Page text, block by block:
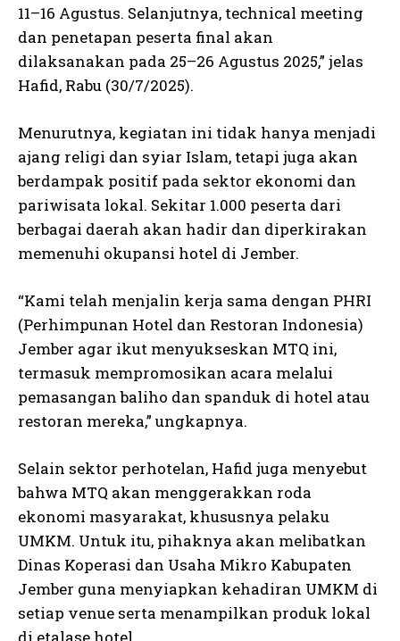
11–16 Agustus. Selanjutnya, technical meeting
dan penetapan peserta final akan
dilaksanakan pada 25–26 Agustus 2025,” jelas
Hafid, Rabu (30/7/2025).
Menurutnya, kegiatan ini tidak hanya menjadi
ajang religi dan syiar Islam, tetapi juga akan
berdampak positif pada sektor ekonomi dan
pariwisata lokal. Sekitar 1.000 peserta dari
berbagai daerah akan hadir dan diperkirakan
memenuhi okupansi hotel di Jember.
“Kami telah menjalin kerja sama dengan PHRI
(Perhimpunan Hotel dan Restoran Indonesia)
Jember agar ikut menyukseskan MTQ ini,
termasuk mempromosikan acara melalui
pemasangan baliho dan spanduk di hotel atau
restoran mereka,” ungkapnya.
Selain sektor perhotelan, Hafid juga menyebut
bahwa MTQ akan menggerakkan roda
ekonomi masyarakat, khususnya pelaku
UMKM. Untuk itu, pihaknya akan melibatkan
Dinas Koperasi dan Usaha Mikro Kabupaten
Jember guna menyiapkan kehadiran UMKM di
setiap venue serta menampilkan produk lokal
di etalase hotel.